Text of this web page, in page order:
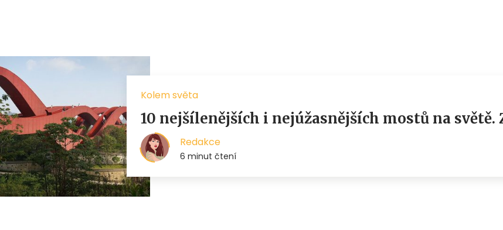
Kolem světa
10 nejšílenějších i nejúžasnějších mostů na světě.
Redakce
6 minut čtení